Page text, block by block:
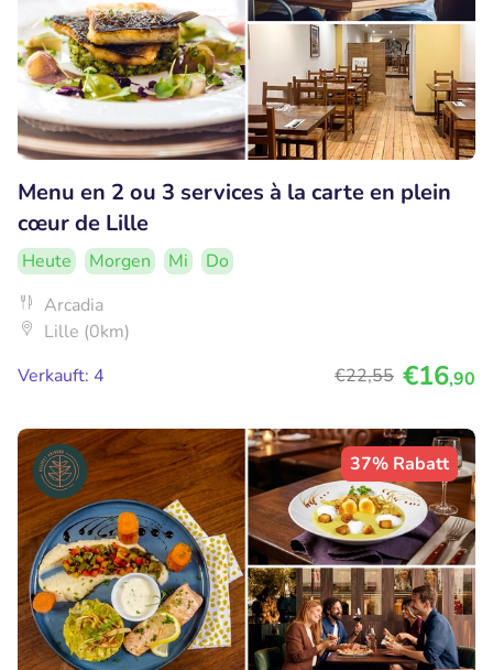
Menu en 2 ou 3 services à la carte en plein
cœur de Lille
Heute Morgen Mi
Do
Arcadia
Lille (0km)
Verkauft: 4
€22,55 €16,90
37% Rabatt